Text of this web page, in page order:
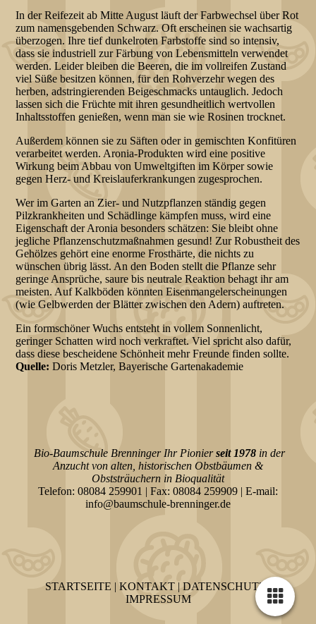
In der Reifezeit ab Mitte August läuft der Farbwechsel über Rot
zum namensgebenden Schwarz. Oft erscheinen sie wachsartig
überzogen. Ihre tief dunkelroten Farbstoffe sind so intensiv,
dass sie industriell zur Färbung von Lebensmitteln verwendet
werden. Leider bleiben die Beeren, die im vollreifen Zustand
viel Süße besitzen können, für den Rohverzehr wegen des
herben, adstringierenden Beigeschmacks untauglich. Jedoch
lassen sich die Früchte mit ihren gesundheitlich wertvollen
Inhaltsstoffen genießen, wenn man sie wie Rosinen trocknet.
Außerdem können sie zu Säften oder in gemischten Konfitüren
verarbeitet werden. Aronia-Produkten wird eine positive
Wirkung beim Abbau von Umweltgiften im Körper sowie
gegen Herz- und Kreislauferkrankungen zugesprochen.
Wer im Garten an Zier- und Nutzpflanzen ständig gegen
Pilzkrankheiten und Schädlinge kämpfen muss, wird eine
Eigenschaft der Aronia besonders schätzen: Sie bleibt ohne
jegliche Pflanzenschutzmaßnahmen gesund! Zur Robustheit des
Gehölzes gehört eine enorme Frosthärte, die nichts zu
wünschen übrig lässt. An den Boden stellt die Pflanze sehr
geringe Ansprüche, saure bis neutrale Reaktion behagt ihr am
meisten. Auf Kalkböden könnten Eisenmangelerscheinungen
(wie Gelbwerden der Blätter zwischen den Adern) auftreten.
Ein formschöner Wuchs entsteht in vollem Sonnenlicht,
geringer Schatten wird noch verkraftet. Viel spricht also dafür,
dass diese bescheidene Schönheit mehr Freunde finden sollte.
Quelle:Doris Metzler, Bayerische Gartenakademie
Bio-Baumschule Brenninger Ihr Pionierseit 1978 in der
Anzucht von alten, historischen Obstbäumen &
Obststräuchern in Bioqualität
Telefon: 08084 259901 | Fax: 08084 259909 | E-mail:
info@baumschule-brenninger.de
STARTSEITE KONTAKT DATEN­SCHUTZ |
IMPRESSUM